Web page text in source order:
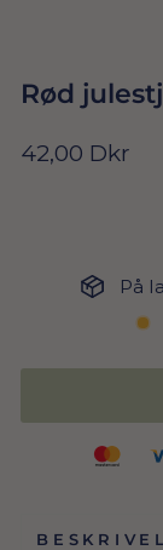
Rød
Normal
42,00 Dkr
På